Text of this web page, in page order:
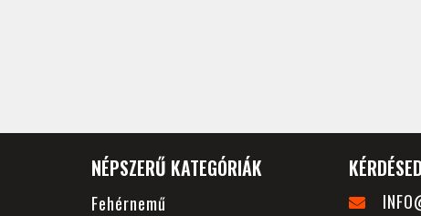
NÉPSZERŰ KATEGÓRIÁK
Fehérnemű